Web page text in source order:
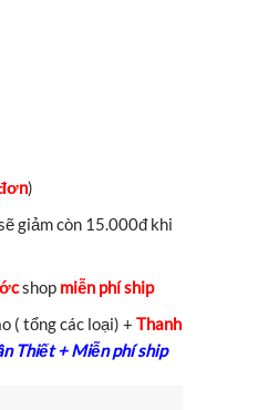
)
giảm còn 15.000đ khi
shopmiễn phí ship
( tổng các loại) + Thanh
Thiết + Miễn phí ship